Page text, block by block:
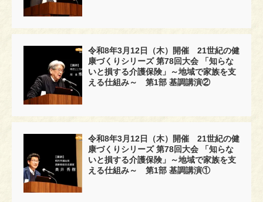
令和8年3月12日（木）開催 21世紀の健
康づくりシリーズ 第78回大会 「知らな
いと損する介護保険」～地域で家族を支
える仕組み～ 第1部 基調講演②
令和8年3月12日（木）開催 21世紀の健
康づくりシリーズ 第78回大会 「知らな
いと損する介護保険」～地域で家族を支
える仕組み～ 第1部 基調講演①